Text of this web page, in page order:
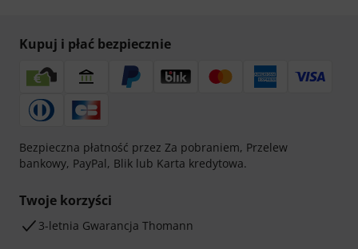
Kupuj i płać bezpiecznie
Bezpieczna płatność przez Za pobraniem, Przelew
bankowy, PayPal, Blik lub Karta kredytowa.
Twoje korzyści
3-letnia Gwarancja Thomann